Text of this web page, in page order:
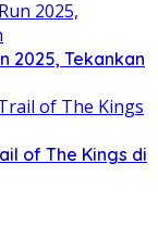
2025, Tekankan
of The Kings di